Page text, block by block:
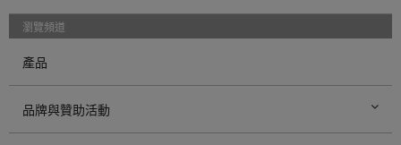
瀏覽頻道
產品
品牌與贊助活動